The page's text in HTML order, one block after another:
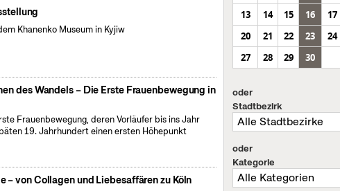
Khanenko Museum in Kyjiw
des Wandels – Die Erste Frauenbewegung in
Frauenbewegung, deren Vorläufer bis ins Jahr
19. Jahrhundert einen ersten Höhepunkt
– von Collagen und Liebesaffären zu Köln
13
14 15 16 17
20
21 22 23 24
27
28 29 30
oder
Stadtbezirk
oder
Kategorie